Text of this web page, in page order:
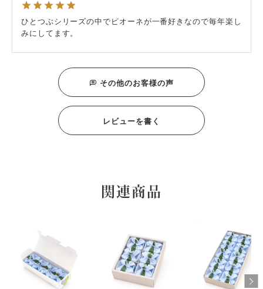
ひとつぶシリーズの中でピオーネが一番好きなので毎年楽し
みにしてます。
その他のお客様の声
レビューを書く
関連商品